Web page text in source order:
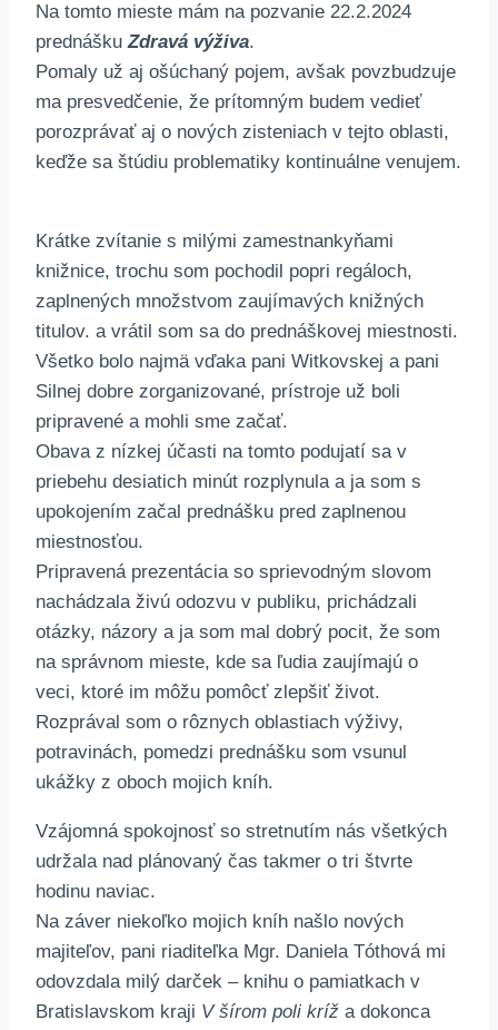
Na tomto mieste mám na pozvanie 22.2.2024
prednáškuZdravá výživa.
Pomaly už aj ošúchaný pojem, avšak povzbudzuje
ma presvedčenie, že prítomným budem vedieť
porozprávať aj o nových zisteniach v tejto oblasti,
keďže sa štúdiu problematiky kontinuálne venujem.
Krátke zvítanie s milými zamestnankyňami
knižnice, trochu som pochodil popri regáloch,
zaplnených množstvom zaujímavých knižných
titulov. a vrátil som sa do prednáškovej miestnosti.
Všetko bolo najmä vďaka pani Witkovskej a pani
Silnej dobre zorganizované, prístroje už boli
pripravené a mohli sme začať.
Obava z nízkej účasti na tomto podujatí sa v
priebehu desiatich minút rozplynula a ja som s
upokojením začal prednášku pred zaplnenou
miestnosťou.
Pripravená prezentácia so sprievodným slovom
nachádzala živú odozvu v publiku, prichádzali
otázky, názory a ja som mal dobrý pocit, že som
na správnom mieste, kde sa ľudia zaujímajú o
veci, ktoré im môžu pomôcť zlepšiť život.
Rozprával som o rôznych oblastiach výživy,
potravinách, pomedzi prednášku som vsunul
ukážky z oboch mojich kníh.
Vzájomná spokojnosť so stretnutím nás všetkých
udržala nad plánovaný čas takmer o tri štvrte
hodinu naviac.
Na záver niekoľko mojich kníh našlo nových
majiteľov, pani riaditeľka Mgr. Daniela Tóthová mi
odovzdala milý darček – knihu o pamiatkach v
Bratislavskom kraji V šírom poli kríž a dokonca